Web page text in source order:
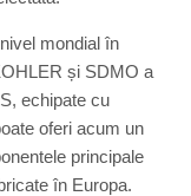
mondial în
și SDMO a
echipate cu
oferi acum un
principale
în Europa.